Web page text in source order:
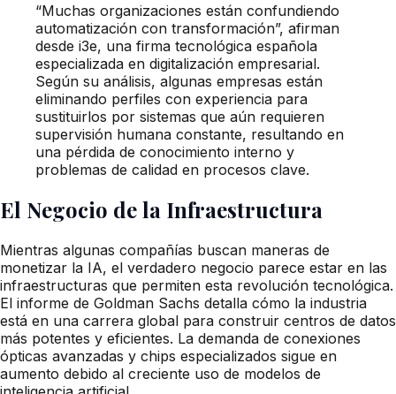
“Muchas organizaciones están confundiendo
automatización con transformación”, afirman
desde i3e, una firma tecnológica española
especializada en digitalización empresarial.
Según su análisis, algunas empresas están
eliminando perfiles con experiencia para
sustituirlos por sistemas que aún requieren
supervisión humana constante, resultando en
una pérdida de conocimiento interno y
problemas de calidad en procesos clave.
El Negocio de la Infraestructura
Mientras algunas compañías buscan maneras de
monetizar la IA, el verdadero negocio parece estar en las
infraestructuras que permiten esta revolución tecnológica.
El informe de Goldman Sachs detalla cómo la industria
está en una carrera global para construir centros de datos
más potentes y eficientes. La demanda de conexiones
ópticas avanzadas y chips especializados sigue en
aumento debido al creciente uso de modelos de